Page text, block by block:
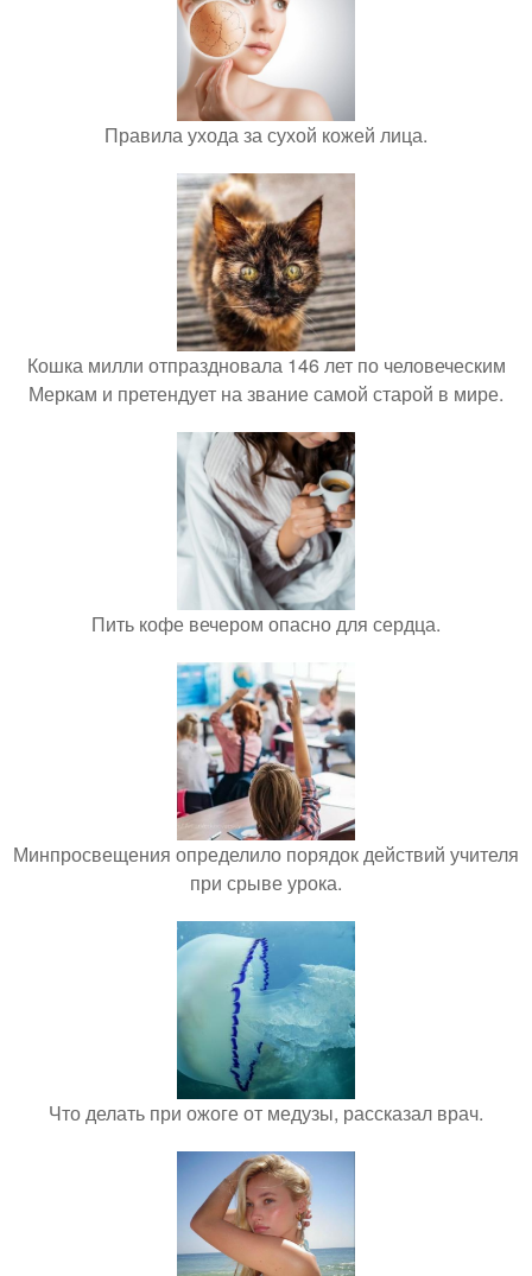
Правила ухода за сухой кожей лица.
Кошка милли отпраздновала 146 лет по человеческим
Меркам и претендует на звание самой старой в мире.
Пить кофе вечером опасно для сердца.
Минпросвещения определило порядок действий учителя
при срыве урока.
Что делать при ожоге от медузы, рассказал врач.